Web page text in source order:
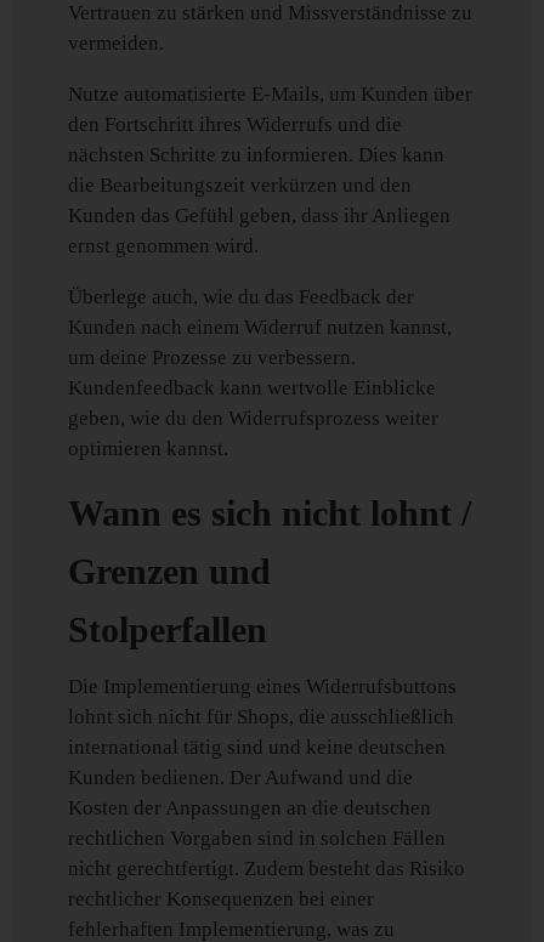
Vertrauen zu stärken und Missverständnisse zu
vermeiden.
Nutze automatisierte E-Mails, um Kunden über
den Fortschritt ihres Widerrufs und die
nächsten Schritte zu informieren. Dies kann
die Bearbeitungszeit verkürzen und den
Kunden das Gefühl geben, dass ihr Anliegen
ernst genommen wird.
Überlege auch, wie du das Feedback der
Kunden nach einem Widerruf nutzen kannst,
um deine Prozesse zu verbessern.
Kundenfeedback kann wertvolle Einblicke
geben, wie du den Widerrufsprozess weiter
optimieren kannst.
Wann es sich nicht lohnt /
Grenzen und
Stolperfallen
Die Implementierung eines Widerrufsbuttons
lohnt sich nicht für Shops, die ausschließlich
international tätig sind und keine deutschen
Kunden bedienen. Der Aufwand und die
Kosten der Anpassungen an die deutschen
rechtlichen Vorgaben sind in solchen Fällen
nicht gerechtfertigt. Zudem besteht das Risiko
rechtlicher Konsequenzen bei einer
fehlerhaften Implementierung, was zu